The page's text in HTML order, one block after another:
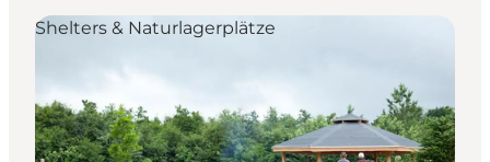
Shelters & Naturlagerplätze